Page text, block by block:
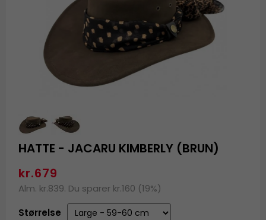
HATTE - JACARU KIMBERLY (BRUN)
kr.679
Alm. kr.839. Du sparer kr.160 (19%)
Størrelse